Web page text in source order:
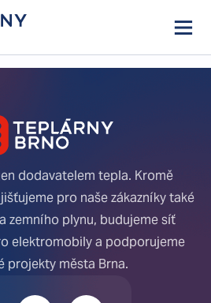
TOGGLE
zkuste to prosím znova.
dodavatelem tepla. Kromě
pro naše zákazníky také
zemního plynu, budujeme síť
elektromobily a podporujeme
projekty města Brna.